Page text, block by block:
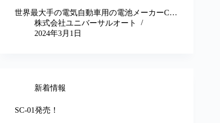
世界最大手の電気自動車用の電池メーカーC…
株式会社ユニバーサルオート
2024年3月1日
新着情報
SC-01発売！